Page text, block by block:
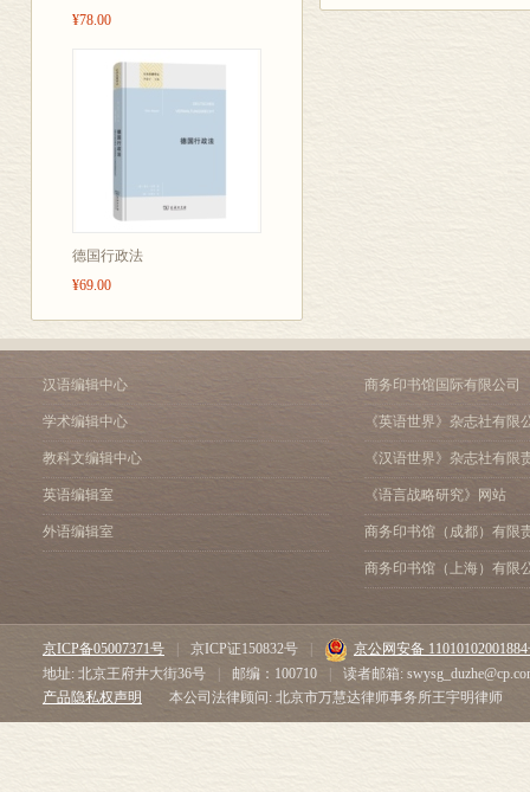
¥78.00
德国行政法
¥69.00
一 主食
三 菜肴
伍•农工百艺
一 农事
二 农具
三 手工艺
四 商业
五 其他行业
陆•日常活动
二 娱乐
三 信奉
柒•婚育丧葬
一 婚事
二 生育
汉语编辑中心
学术编辑中心
教科文编辑中心
英语编辑室
外语编辑室
商务印书馆国际有限公司
《英语世界》杂志社有限
《汉语世界》杂志社有限
《语言战略研究》网站
商务印书馆（成都）有限
商务印书馆（上海）有限
京ICP备05007371号 京ICP证150832号
京公网安备
地址: 北京王府井大街36号
邮编：100710
读者邮箱:
产品隐私权声明
本公司法律顾问: 北京市万慧达律师事务所王宇明律师